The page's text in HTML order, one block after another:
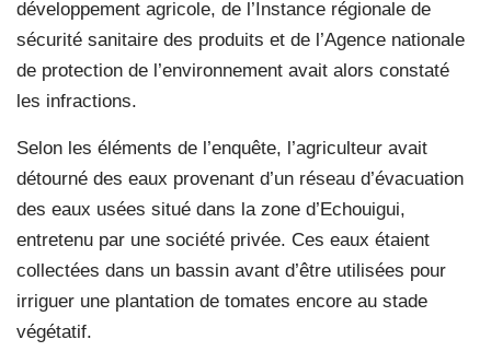
développement agricole, de l’Instance régionale de
sécurité sanitaire des produits et de l’Agence nationale
de protection de l’environnement avait alors constaté
les infractions.
Selon les éléments de l’enquête, l’agriculteur avait
détourné des eaux provenant d’un réseau d’évacuation
des eaux usées situé dans la zone d’Echouigui,
entretenu par une société privée. Ces eaux étaient
collectées dans un bassin avant d’être utilisées pour
irriguer une plantation de tomates encore au stade
végétatif.